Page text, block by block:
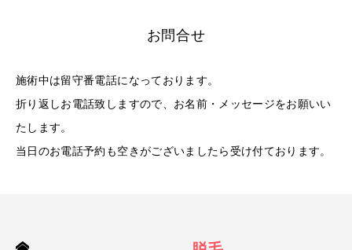
お問合せ
施術中は留守番電話になっております。
折り返しお電話致しますので、お名前・メッセージをお願いい
たします。
当日のお電話予約も空きがございましたら受け付ております。